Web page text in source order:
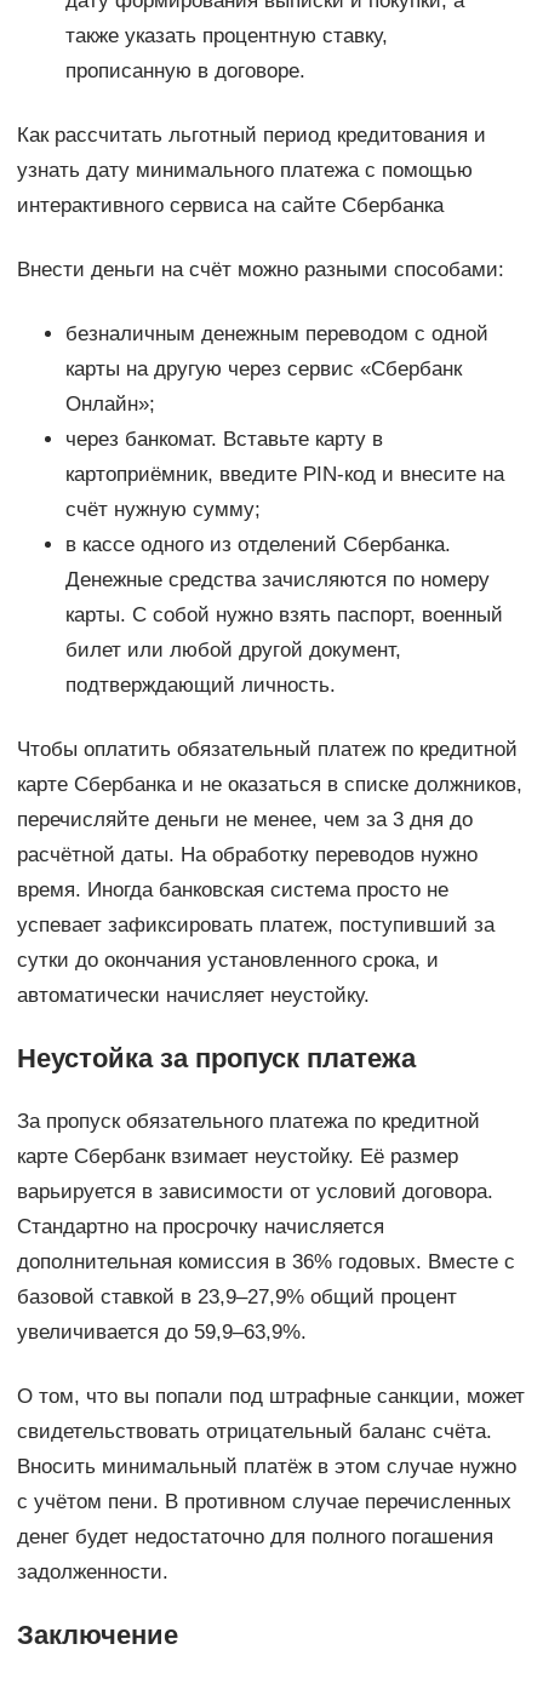
также указать процентную ставку,
прописанную в договоре.
Как рассчитать льготный период кредитования и
узнать дату минимального платежа с помощью
интерактивного сервиса на сайте Сбербанка
Внести деньги на счёт можно разными способами:
безналичным денежным переводом с одной
карты на другую через сервис «Сбербанк
Онлайн»;
через банкомат. Вставьте карту в
картоприёмник, введите PIN-код и внесите на
счёт нужную сумму;
в кассе одного из отделений Сбербанка.
Денежные средства зачисляются по номеру
карты. С собой нужно взять паспорт, военный
билет или любой другой документ,
подтверждающий личность.
Чтобы оплатить обязательный платеж по кредитной
карте Сбербанка и не оказаться в списке должников,
перечисляйте деньги не менее, чем за 3 дня до
расчётной даты. На обработку переводов нужно
время. Иногда банковская система просто не
успевает зафиксировать платеж, поступивший за
сутки до окончания установленного срока, и
автоматически начисляет неустойку.
Неустойка за пропуск платежа
За пропуск обязательного платежа по кредитной
карте Сбербанк взимает неустойку. Её размер
варьируется в зависимости от условий договора.
Стандартно на просрочку начисляется
дополнительная комиссия в 36% годовых. Вместе с
базовой ставкой в 23,9–27,9% общий процент
увеличивается до 59,9–63,9%.
О том, что вы попали под штрафные санкции, может
свидетельствовать отрицательный баланс счёта.
Вносить минимальный платёж в этом случае нужно
с учётом пени. В противном случае перечисленных
денег будет недостаточно для полного погашения
задолженности.
Заключение